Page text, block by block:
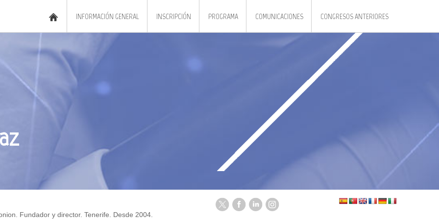
INFORMACIÓN GENERAL INSCRIPCIÓN PROGRAMA COMUNICACIONES CONGRESOS ANTERIORES
Fundador y director. Tenerife. Desde 2004.